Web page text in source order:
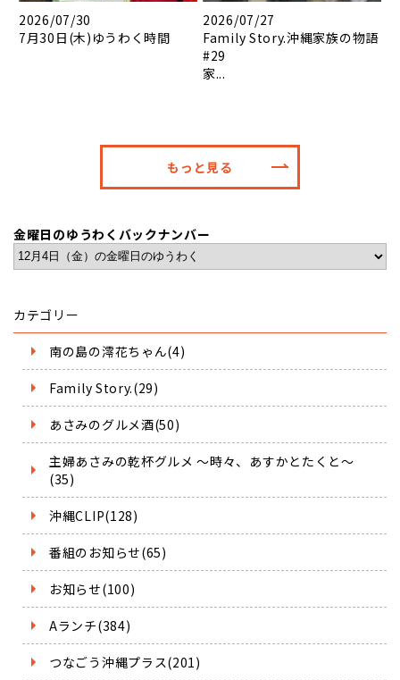
2026/07/30
7月30日(木)ゆうわく時間
2026/07/27
Family Story.沖縄家族の物語
#29
家...
もっと見る
金曜日のゆうわくバックナンバー
カテゴリー
南の島の澪花ちゃん(4)
Family Story.(29)
あさみのグルメ酒(50)
主婦あさみの乾杯グルメ ～時々、あすかとたくと～
(35)
沖縄CLIP(128)
番組のお知らせ(65)
お知らせ(100)
Aランチ(384)
つなごう沖縄プラス(201)